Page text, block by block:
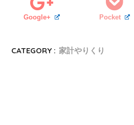
Google+ Pocket
CATEGORY : 家計やりくり